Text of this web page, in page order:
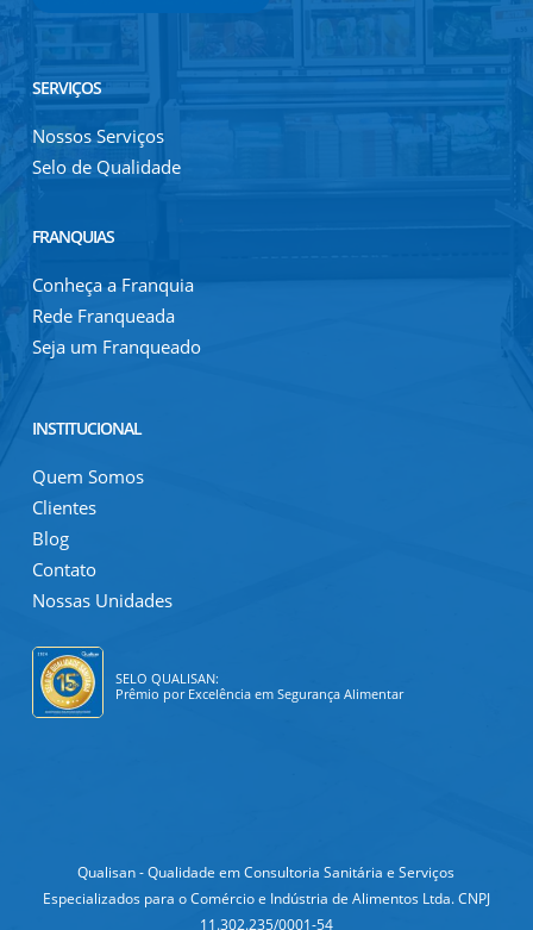
SERVIÇOS
Nossos Serviços
Selo de Qualidade
FRANQUIAS
Conheça a Franquia
Rede Franqueada
Seja um Franqueado
INSTITUCIONAL
Quem Somos
Clientes
Blog
Contato
Nossas Unidades
SELO QUALISAN:
Prêmio por Excelência em Segurança Alimentar
Qualisan - Qualidade em Consultoria Sanitária e Serviços
Especializados para o Comércio e Indústria de Alimentos Ltda. CNPJ
11.302.235/0001-54